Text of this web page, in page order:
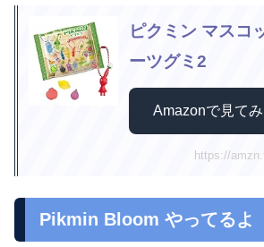
ピクミン マスコ
ーツグミ2
Amazonで見てみ
https://
Pikmin Bloom やってるよ